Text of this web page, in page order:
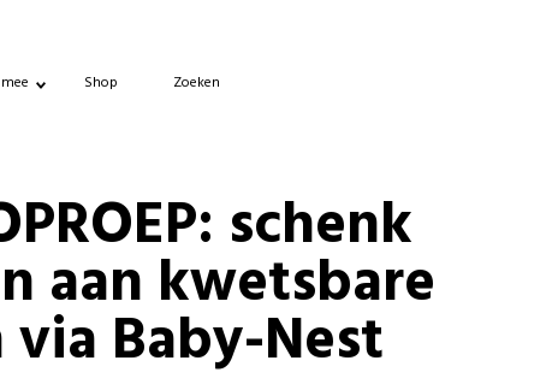
Shop Zoeken
schenk
aan kwetsbare
Baby-Nest